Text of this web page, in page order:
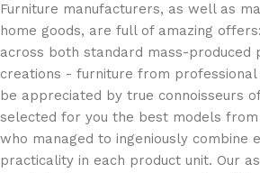
Furniture manufacturers, as well as
home goods, are full of amazing
across both standard mass-produced
creations - furniture from
be appreciated by true connoisseurs
selected for you the best models
who managed to ingeniously combine
practicality in each product unit. Our